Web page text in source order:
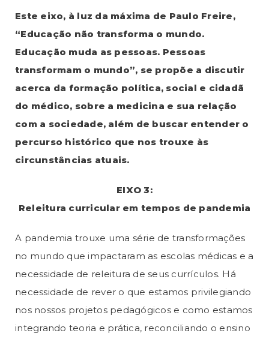
Este eixo, à luz da máxima de Paulo Freire,
“Educação não transforma o mundo.
Educação muda as pessoas. Pessoas
transformam o mundo”, se propõe a discutir
acerca da formação política, social e cidadã
do médico, sobre a medicina e sua relação
com a sociedade, além de buscar entender o
percurso histórico que nos trouxe às
circunstâncias atuais.
EIXO 3:
Releitura curricular em tempos de pandemia
A pandemia trouxe uma série de transformações
no mundo que impactaram as escolas médicas e a
necessidade de releitura de seus currículos. Há
necessidade de rever o que estamos privilegiando
nos nossos projetos pedagógicos e como estamos
integrando teoria e prática, reconciliando o ensino